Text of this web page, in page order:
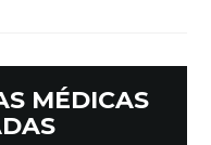
MÉDICAS